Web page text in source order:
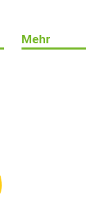
Mehr